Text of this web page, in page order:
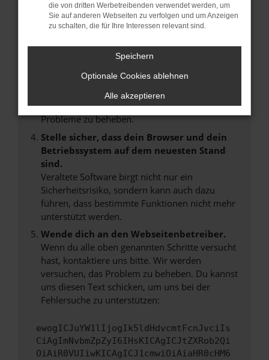
Prüfe deine Browsererweiterungen.
Manche Erweiterungen, wie Werbeblocker,
verhindern. Funktioniert die Seite in einem
anderen Browser oder in einem privaten
Starte dein Gerät neu.
Das kann manchmal helfen, vorübergehende
Probleme zu beheben.
Stelle sicher, dass dein Browser und dein
Betriebssystem auf dem neuesten Stand
sind.
Veraltete Software birgt nicht nur ein
Sicherheitsrisiko, sondern kann auch dazu
führen, dass bestimmte Funktionen nicht mehr
unterstützt werden.
Wende dich an den Webseitenbetreiber.
Wenn du alle oben genannten Schritte versucht
hast, kontaktiere uns bitte. Wir werden
versuchen, das Problem zu beheben. Du kannst
uns diesen Text schicken, um uns bei der
Fehlersuche zu unterstützen:
ewogICJuYW1lIjogIk5ldHdvcmtFcnJvciIs
CiAgImNvbmZpZyI6IHsKICAgICJtZXRob2Qi
OiAiR0VUIiwKICAgICJ1cmwiOiAiaHR0cHM6
die von dritten Werbetreibenden verwendet werden, um
Sie auf anderen Webseiten zu verfolgen und um Anzeigen
zu schalten, die für Ihre Interessen relevant sind.
Speichern
Optionale Cookies ablehnen
Alle akzeptieren